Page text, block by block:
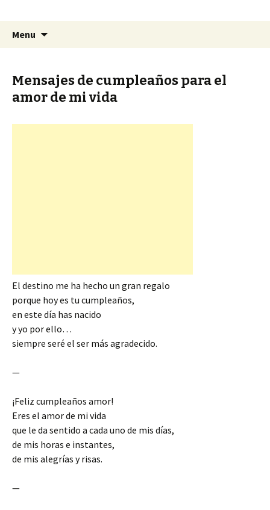
Menu
Mensajes de cumpleaños para el
amor de mi vida
El destino me ha hecho un gran regalo
porque hoy es tu cumpleaños,
en este día has nacido
y yo por ello…
siempre seré el ser más agradecido.
—
¡Feliz cumpleaños amor!
Eres el amor de mi vida
que le da sentido a cada uno de mis días,
de mis horas e instantes,
de mis alegrías y risas.
—